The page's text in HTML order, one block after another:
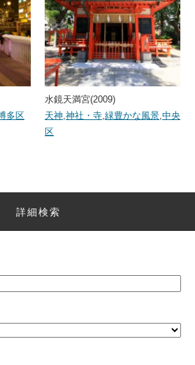
多区
水鏡天満宮(2009)
天神,神社・寺,緑豊かな風景,中央
区
詳細検索